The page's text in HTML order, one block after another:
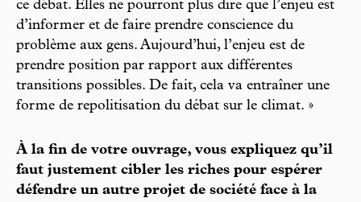
ce débat. Elles ne pourront plus dire que l’enjeu est
d’informer et de faire prendre conscience du
problème aux gens. Aujourd’hui, l’enjeu est de
prendre position par rapport aux différentes
transitions possibles. De fait, cela va entraîner une
forme de repolitisation du débat sur le climat. »
À la fin de votre ouvrage, vous expliquez qu’il
faut justement cibler les riches pour espérer
défendre un autre projet de société face à la